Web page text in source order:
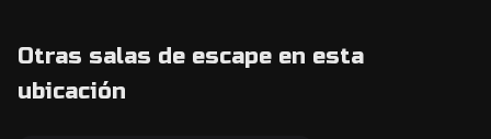
Otras salas de escape en esta
ubicación